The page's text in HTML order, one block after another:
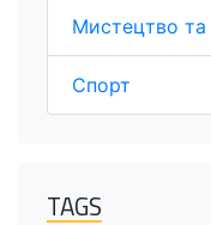
Мистецтво та
Спорт
TAGS